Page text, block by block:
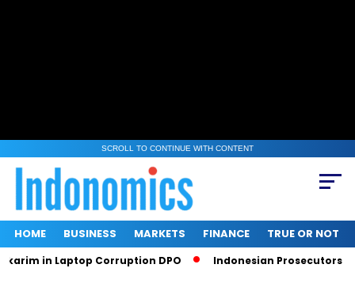
SCROLL TO CONTINUE WITH CONTENT
HOME BUSINESS MARKETS FINANCE TRUE OR NOT
in Laptop Corruption DPO Indonesian Prosecutors Ban